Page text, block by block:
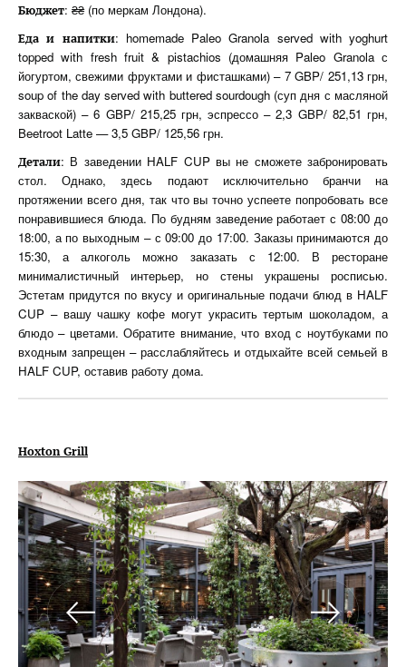
Бюджет: ₴₴ (по меркам Лондона).
Еда и напитки: homemade Paleo Granola served with yoghurt
topped with fresh fruit & pistachios (домашняя Paleo Granola с
йогуртом, свежими фруктами и фисташками) – 7 GBP/ 251,13 грн,
soup of the day served with buttered sourdough (суп дня с масляной
закваской) – 6 GBP/ 215,25 грн, эспрессо – 2,3 GBP/ 82,51 грн,
Beetroot Latte — 3,5 GBP/ 125,56 грн.
Детали: В заведении HALF CUP вы не сможете забронировать
стол. Однако, здесь подают исключительно бранчи на
протяжении всего дня, так что вы точно успеете попробовать все
понравившиеся блюда. По будням заведение работает с 08:00 до
18:00, а по выходным – с 09:00 до 17:00. Заказы принимаются до
15:30, а алкоголь можно заказать с 12:00. В ресторане
минималистичный интерьер, но стены украшены росписью.
Эстетам придутся по вкусу и оригинальные подачи блюд в HALF
CUP – вашу чашку кофе могут украсить тертым шоколадом, а
блюдо – цветами. Обратите внимание, что вход с ноутбуками по
входным запрещен – расслабляйтесь и отдыхайте всей семьей в
HALF CUP, оставив работу дома.
Hoxton Grill